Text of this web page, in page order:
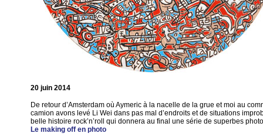
20 juin 2014
De retour d’Amsterdam où Aymeric à la nacelle de la grue et moi au
camion avons levé Li Wei dans pas mal d’endroits et de situations
belle histoire rock’n’roll qui donnera au final une série de superbes
Le making off en photo